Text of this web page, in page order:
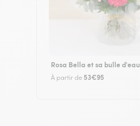
Rosa Bella et sa bulle d'eau
À partir de 53€95